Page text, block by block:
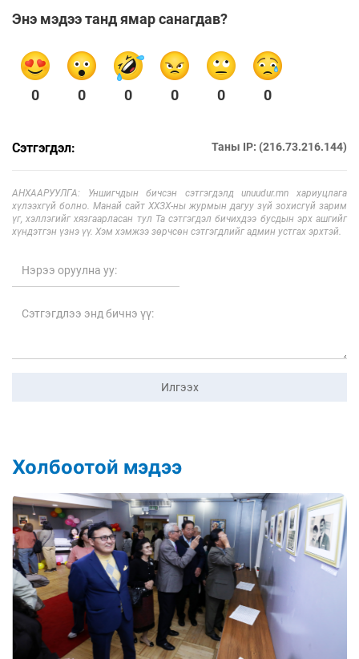
Энэ мэдээ танд ямар санагдав?
0 0 0 0 0 0
Сэтгэгдэл: Таны IP: (216.73.216.144)
АНХААРУУЛГА: Уншигчдын бичсэн сэтгэгдэлд unuudur.mn хариуцлага
хүлээхгүй болно. Манай сайт ХХЗХ-ны журмын дагуу зүй зохисгүй зарим
үг, хэллэгийг хязгаарласан тул Та сэтгэгдэл бичихдээ бусдын эрх ашгийг
хүндэтгэн үзнэ үү. Хэм хэмжээ зөрчсөн сэтгэгдлийг админ устгах эрхтэй.
Илгээх
Холбоотой мэдээ